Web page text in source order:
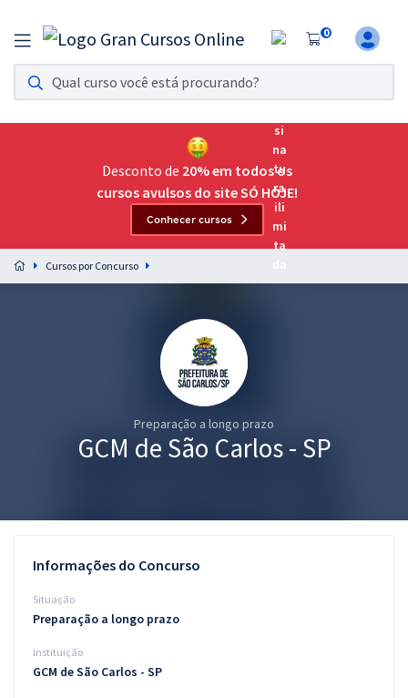
0
Assinatura Ilimitada 11
Acesso a todos os cursos. Teste grátis por 7 dias!
Assinatura OAB Até Passar
Acesso ilimitado a toda preparação para o Exame da
Preparação completa e intensiva para as principais
residências em saúde do Brasil
Graduação
Questões grátis
Blog
Desconto de 20% em todos os
cursos avulsos do site SÓ HOJE!
Conhecer cursos
Cursos por Concurso
Preparação a longo prazo
GCM de São Carlos - SP
Informações do Concurso
Situação
Preparação a longo prazo
Instituição
GCM de São Carlos - SP